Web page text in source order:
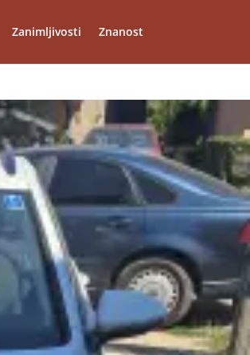
Zanimljivosti Znanost